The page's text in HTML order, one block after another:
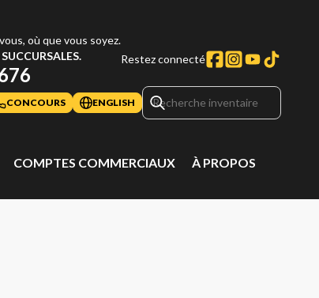
où que vous soyez.
Restez connecté
CONCOURS ENGLISH
COMPTES COMMERCIAUX À PROPOS